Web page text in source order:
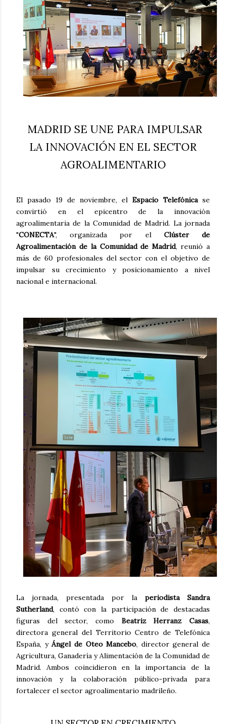
dorado, cargado de proteína y 100% natural. Es el
sustituto perfecto a los frutos se...
MADRID SE UNE PARA IMPULSAR
LA INNOVACIÓN EN EL SECTOR
AGROALIMENTARIO
El pasado 19 de noviembre, el Espacio Telefónica se
convirtió en el epicentro de la innovación
agroalimentaria de la Comunidad de Madrid. La jornada
"CONECTA", organizada por el Clúster de
Agroalimentación de la Comunidad de Madrid, reunió a
más de 60 profesionales del sector con el objetivo de
impulsar su crecimiento y posicionamiento a nivel
nacional e internacional.
La jornada, presentada por la periodista Sandra
Sutherland, contó con la participación de destacadas
figuras del sector, como Beatriz Herranz Casas,
directora general del Territorio Centro de Telefónica
España, yÁngel de Oteo Mancebo, director general de
Agricultura, Ganadería y Alimentación de la Comunidad de
Madrid. Ambos coincidieron en la importancia de la
innovación y la colaboración público-privada para
fortalecer el sector agroalimentario madrileño.